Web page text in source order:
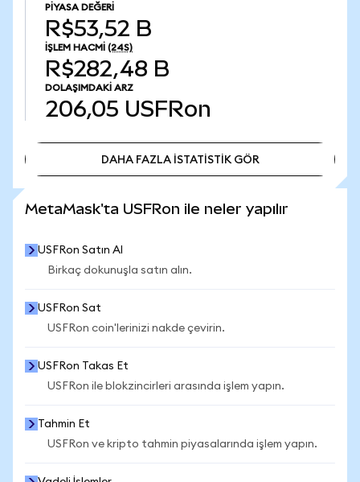
PIYASA DEĞERI
R$53,52 B
İŞLEM HACMI (24S)
R$282,48 B
DOLAŞIMDAKI ARZ
206,05 USFRon
DAHA FAZLA İSTATİSTİK GÖR
MetaMask'ta USFRon ile neler yapılır
USFRon Satın Al
Birkaç dokunuşla satın alın.
USFRon Sat
USFRon coin'lerinizi nakde çevirin.
USFRon Takas Et
USFRon ile blokzincirleri arasında işlem yapın.
Tahmin Et
USFRon ve kripto tahmin piyasalarında işlem yapın.